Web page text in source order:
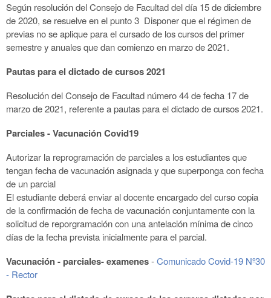
Según resolución del Consejo de Facultad del día 15 de diciembre
de 2020, se resuelve en el punto 3 Disponer que el régimen de
previas no se aplique para el cursado de los cursos del primer
semestre y anuales que dan comienzo en marzo de 2021.
Pautas para el dictado de cursos 2021
Resolución del Consejo de Facultad número 44 de fecha 17 de
marzo de 2021, referente a pautas para el dictado de cursos 2021.
Parciales - Vacunación Covid19
Autorizar la reprogramación de parciales a los estudiantes que
tengan fecha de vacunación asignada y que superponga con fecha
de un parcial
El estudiante deberá enviar al docente encargado del curso copia
de la confirmación de fecha de vacunación conjuntamente con la
solicitud de reporgramación con una antelación mínima de cinco
días de la fecha prevista inicialmente para el parcial.
Vacunación - parciales- examenes-Comunicado Covid-19 Nº30
- Rector